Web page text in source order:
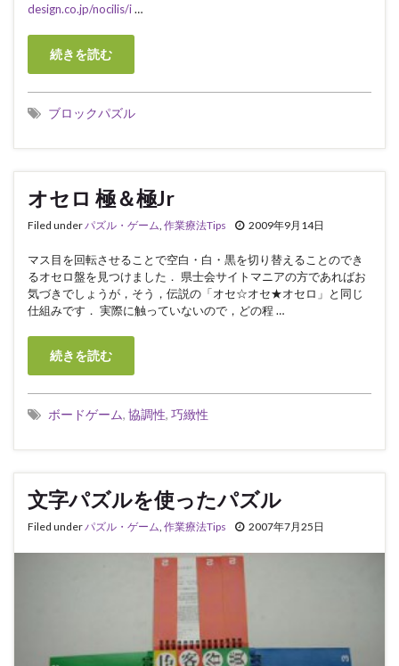
design.co.jp/nocilis/i…
続きを読む
ブロックパズル
オセロ 極＆極Jr
Filed underパズル・ゲーム, 作業療法Tips 2009年9月14日
マス目を回転させることで空白・白・黒を切り替えることのでき
るオセロ盤を見つけました． 県士会サイトマニアの方であればお
気づきでしょうが，そう，伝説の「オセ☆オセ★オセロ」と同じ
仕組みです． 実際に触っていないので，どの程 …
続きを読む
ボードゲーム, 協調性, 巧緻性
文字パズルを使ったパズル
Filed underパズル・ゲーム, 作業療法Tips 2007年7月25日